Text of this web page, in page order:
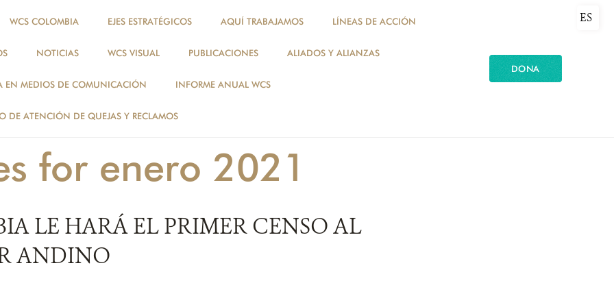
WCS COLOMBIA EJES ESTRATÉGICOS AQUÍ TRABAJAMOS LÍNEAS DE ACCIÓN
NOTICIAS WCS VISUAL PUBLICACIONES ALIADOS Y ALIANZAS
EN MEDIOS DE COMUNICACIÓN INFORME ANUAL WCS
DE ATENCIÓN DE QUEJAS Y RECLAMOS
DONA
ES
NOTICIAS
for enero 2021
LE HARÁ EL PRIMER CENSO AL
ANDINO